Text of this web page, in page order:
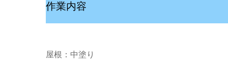
作業内容
屋根：中塗り